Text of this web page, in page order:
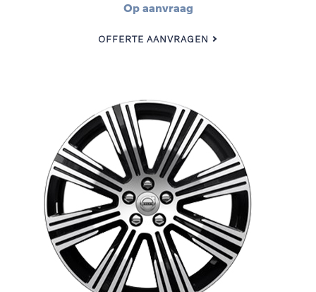
Op aanvraag
OFFERTE AANVRAGEN